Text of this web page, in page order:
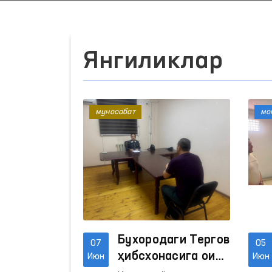
Янгиликлар
07
Июн
Бухородаги Тергов
ҳибсхонасига оид
муносабат
05
Июн